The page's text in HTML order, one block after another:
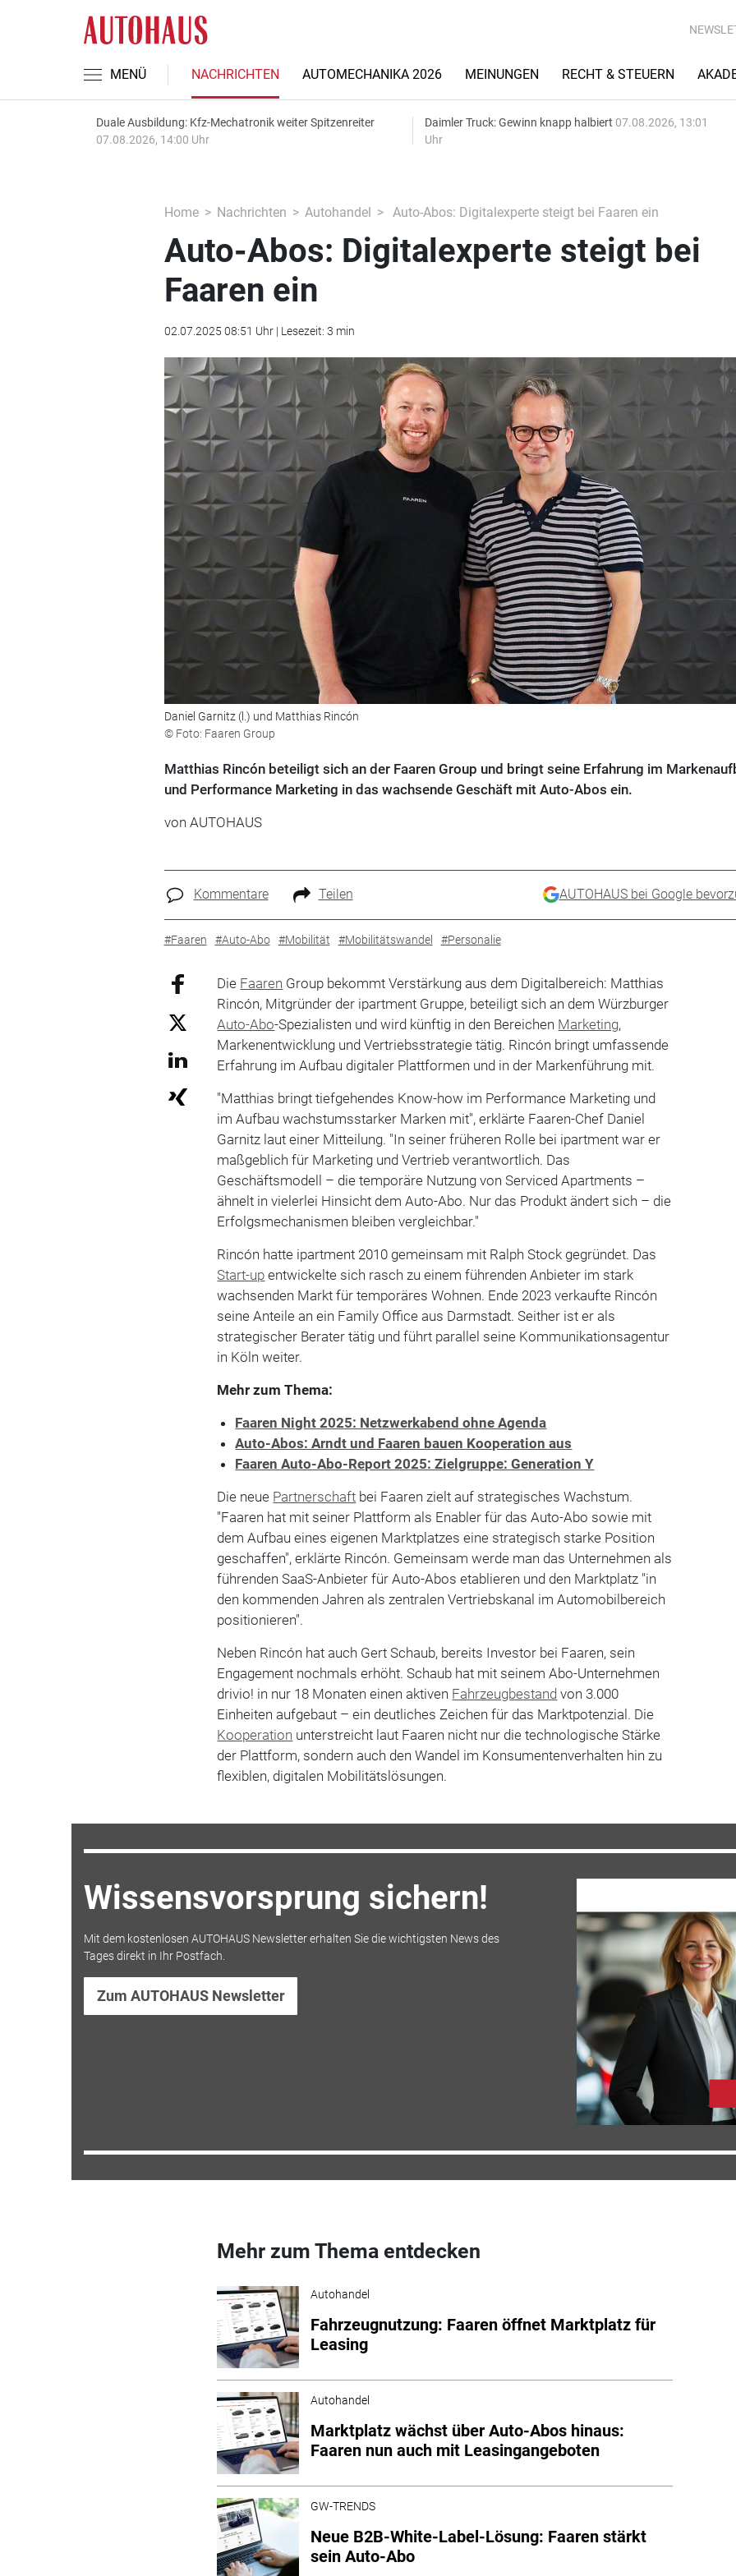
MENÜ NACHRICHTEN AUTOMECHANIKA 2026 MEINUNGEN RECHT & STEUERN
Duale Ausbildung: Kfz-Mechatronik weiter Spitzenreiter
07.08.2026, 14:00 Uhr
Daimler Truck: Gewinn knapp halbiert 07.08.2026, 13:01
Uhr
Home Nachrichten Autohandel Auto-Abos: Digitalexperte steigt bei Faaren ein
Auto-Abos: Digitalexperte steigt bei
Faaren ein
02.07.2025 08:51 Uhr | Lesezeit: 3 min
Daniel Garnitz (l.) und Matthias Rincón
© Foto: Faaren Group
Matthias Rincón beteiligt sich an der Faaren Group und bringt seine Erfahrung im
und Performance Marketing in das wachsende Geschäft mit Auto-Abos ein.
von AUTOHAUS
Kommentare Teilen AUTOHAUS bei Google
#Faaren #Auto-Abo #Mobilität #Mobilitätswandel #Personalie
Die Faaren Group bekommt Verstärkung aus dem Digitalbereich: Matthias
Rincón, Mitgründer der ipartment Gruppe, beteiligt sich an dem Würzburger
Auto-Abo-Spezialisten und wird künftig in den Bereichen Marketing,
Markenentwicklung und Vertriebsstrategie tätig. Rincón bringt umfassende
Erfahrung im Aufbau digitaler Plattformen und in der Markenführung mit.
"Matthias bringt tiefgehendes Know-how im Performance Marketing und
im Aufbau wachstumsstarker Marken mit", erklärte Faaren-Chef Daniel
Garnitz laut einer Mitteilung. "In seiner früheren Rolle bei ipartment war er
maßgeblich für Marketing und Vertrieb verantwortlich. Das
Geschäftsmodell – die temporäre Nutzung von Serviced Apartments –
ähnelt in vielerlei Hinsicht dem Auto-Abo. Nur das Produkt ändert sich – die
Erfolgsmechanismen bleiben vergleichbar."
Rincón hatte ipartment 2010 gemeinsam mit Ralph Stock gegründet. Das
Start-up entwickelte sich rasch zu einem führenden Anbieter im stark
wachsenden Markt für temporäres Wohnen. Ende 2023 verkaufte Rincón
seine Anteile an ein Family Office aus Darmstadt. Seither ist er als
strategischer Berater tätig und führt parallel seine Kommunikationsagentur
in Köln weiter.
Mehr zum Thema:
Faaren Night 2025: Netzwerkabend ohne Agenda
Auto-Abos: Arndt und Faaren bauen Kooperation aus
Faaren Auto-Abo-Report 2025: Zielgruppe: Generation Y
Die neue Partnerschaft bei Faaren zielt auf strategisches Wachstum.
"Faaren hat mit seiner Plattform als Enabler für das Auto-Abo sowie mit
dem Aufbau eines eigenen Marktplatzes eine strategisch starke Position
geschaffen", erklärte Rincón. Gemeinsam werde man das Unternehmen als
führenden SaaS-Anbieter für Auto-Abos etablieren und den Marktplatz "in
den kommenden Jahren als zentralen Vertriebskanal im Automobilbereich
positionieren".
Neben Rincón hat auch Gert Schaub, bereits Investor bei Faaren, sein
Engagement nochmals erhöht. Schaub hat mit seinem Abo-Unternehmen
drivio! in nur 18 Monaten einen aktiven Fahrzeugbestand von 3.000
Einheiten aufgebaut – ein deutliches Zeichen für das Marktpotenzial. Die
Kooperation unterstreicht laut Faaren nicht nur die technologische Stärke
der Plattform, sondern auch den Wandel im Konsumentenverhalten hin zu
flexiblen, digitalen Mobilitätslösungen.
Wissensvorsprung sichern!
Mit dem kostenlosen AUTOHAUS Newsletter erhalten Sie die wichtigsten News des
Tages direkt in Ihr Postfach.
Zum AUTOHAUS Newsletter
Mehr zum Thema entdecken
Autohandel
Fahrzeugnutzung: Faaren öffnet Marktplatz für
Leasing
Autohandel
Marktplatz wächst über Auto-Abos hinaus:
Faaren nun auch mit Leasingangeboten
GW-TRENDS
Neue B2B-White-Label-Lösung: Faaren stärkt
sein Auto-Abo